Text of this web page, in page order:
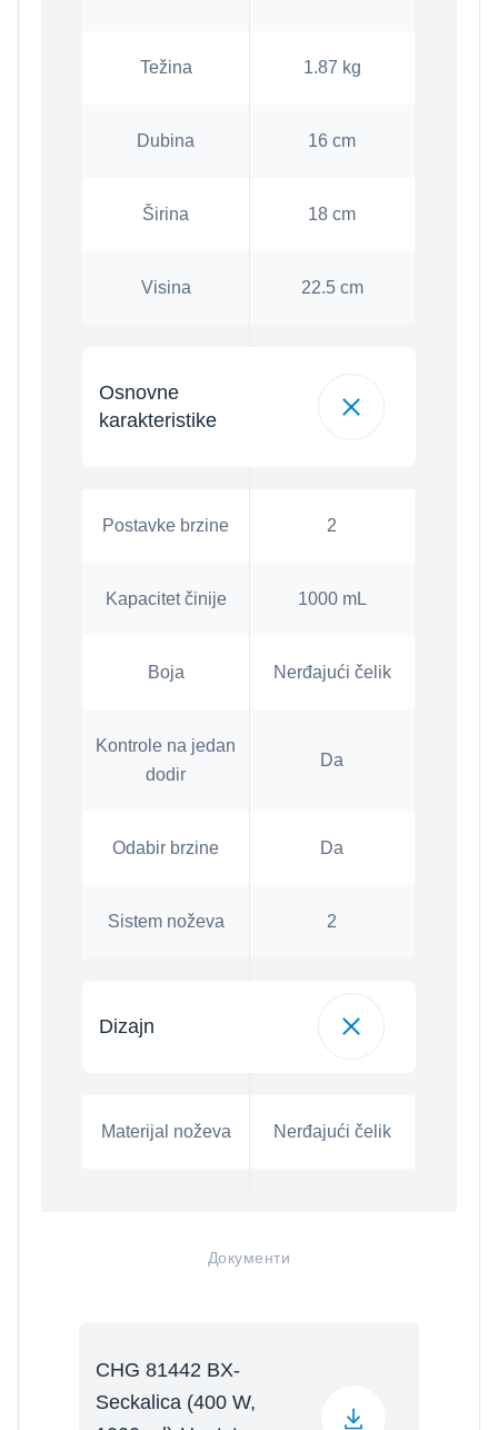
Težina 1.87 kg
Dubina 16 cm
Širina 18 cm
Visina 22.5 cm
Osnovne
karakteristike
Postavke brzine 2
Kapacitet činije 1000 mL
Boja Nerđajući čelik
Kontrole na jedan
dodir
Da
Odabir brzine Da
Sistem noževa 2
Dizajn
Materijal noževa Nerđajući čelik
Документи
CHG 81442 BX-
Seckalica (400 W,